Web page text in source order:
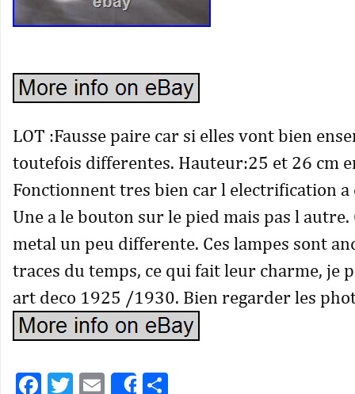
LOT :Fausse paire car si elles vont bien
toutefois differentes. Hauteur:25 et 26 cm
Fonctionnent tres bien car l electrification a
Une a le bouton sur le pied mais pas l
metal un peu differente. Ces lampes sont
traces du temps, ce qui fait leur charme, je
art deco 1925 /1930. Bien regarder les
Facebook
Twitter
Email